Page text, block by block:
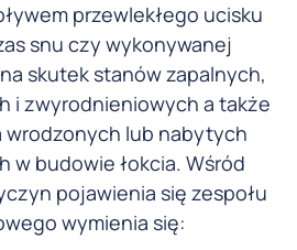
przewlekłego ucisku
snu czy wykonywanej
skutek stanów zapalnych,
i zwyrodnieniowych a także
wrodzonych lub nabytych
w budowie łokcia. Wśród
pojawienia się zespołu
wymienia się: